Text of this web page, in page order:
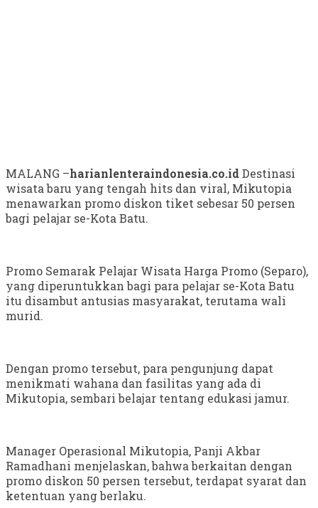
MALANG –harianlenteraindonesia.co.idDestinasi
wisata baru yang tengah hits dan viral, Mikutopia
menawarkan promo diskon tiket sebesar 50 persen
bagi pelajar se-Kota Batu.
Promo Semarak Pelajar Wisata Harga Promo (Separo),
yang diperuntukkan bagi para pelajar se-Kota Batu
itu disambut antusias masyarakat, terutama wali
murid.
Dengan promo tersebut, para pengunjung dapat
menikmati wahana dan fasilitas yang ada di
Mikutopia, sembari belajar tentang edukasi jamur.
Manager Operasional Mikutopia, Panji Akbar
Ramadhani menjelaskan, bahwa berkaitan dengan
promo diskon 50 persen tersebut, terdapat syarat dan
ketentuan yang berlaku.